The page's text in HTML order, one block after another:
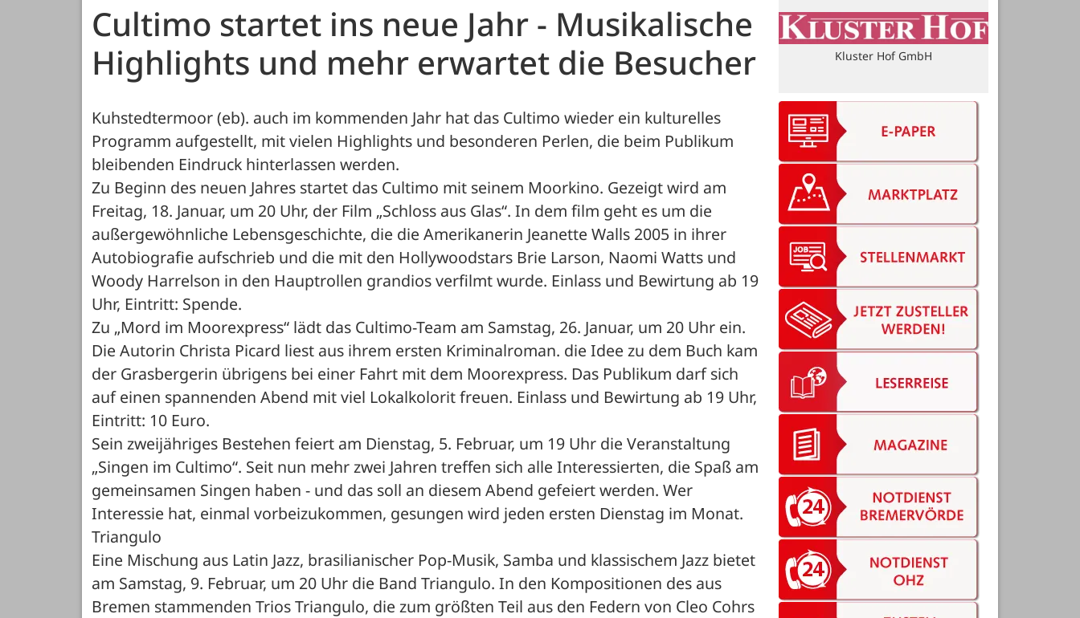
Cultimo startet ins neue Jahr - Musikalische
Highlights und mehr erwartet die Besucher
Kuhstedtermoor (eb). auch im kommenden Jahr hat das Cultimo wieder ein kulturelles
Programm aufgestellt, mit vielen Highlights und besonderen Perlen, die beim Publikum
bleibenden Eindruck hinterlassen werden.
Zu Beginn des neuen Jahres startet das Cultimo mit seinem Moorkino. Gezeigt wird am
Freitag, 18. Januar, um 20 Uhr, der Film „Schloss aus Glas“. In dem film geht es um die
außergewöhnliche Lebensgeschichte, die die Amerikanerin Jeanette Walls 2005 in ihrer
Autobiografie aufschrieb und die mit den Hollywoodstars Brie Larson, Naomi Watts und
Woody Harrelson in den Hauptrollen grandios verfilmt wurde. Einlass und Bewirtung ab 19
Uhr, Eintritt: Spende.
Zu „Mord im Moorexpress“ lädt das Cultimo-Team am Samstag, 26. Januar, um 20 Uhr ein.
Die Autorin Christa Picard liest aus ihrem ersten Kriminalroman. die Idee zu dem Buch kam
der Grasbergerin übrigens bei einer Fahrt mit dem Moorexpress. Das Publikum darf sich
auf einen spannenden Abend mit viel Lokalkolorit freuen. Einlass und Bewirtung ab 19 Uhr,
Eintritt: 10 Euro.
Sein zweijähriges Bestehen feiert am Dienstag, 5. Februar, um 19 Uhr die Veranstaltung
„Singen im Cultimo“. Seit nun mehr zwei Jahren treffen sich alle Interessierten, die Spaß am
gemeinsamen Singen haben - und das soll an diesem Abend gefeiert werden. Wer
Interessie hat, einmal vorbeizukommen, gesungen wird jeden ersten Dienstag im Monat.
Triangulo
Eine Mischung aus Latin Jazz, brasilianischer Pop-Musik, Samba und klassischem Jazz bietet
am Samstag, 9. Februar, um 20 Uhr die Band Triangulo. In den Kompositionen des aus
Bremen stammenden Trios Triangulo, die zum größten Teil aus den Federn von Cleo Cohrs
Blome Elektrik GmbH